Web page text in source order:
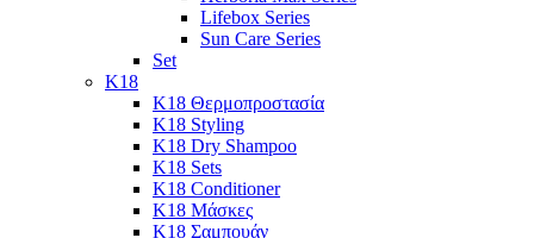
Lifebox Series
Sun Care Series
Set
K18
K18 Θερμοπροστασία
K18 Styling
K18 Dry Shampoo
K18 Sets
K18 Conditioner
K18 Μάσκες
K18 Σαμπουάν